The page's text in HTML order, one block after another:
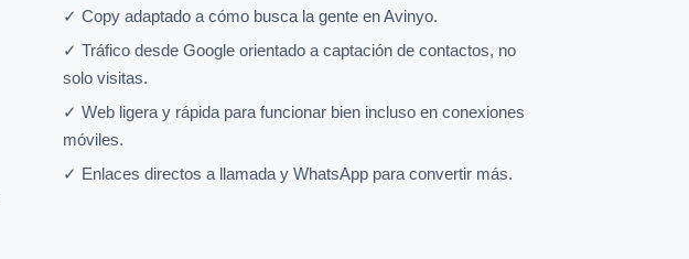
✓ Copy adaptado a cómo busca la gente en Avinyo.
✓ Tráfico desde Google orientado a captación de contactos, no
solo visitas.
✓ Web ligera y rápida para funcionar bien incluso en conexiones
móviles.
✓ Enlaces directos a llamada y WhatsApp para convertir más.